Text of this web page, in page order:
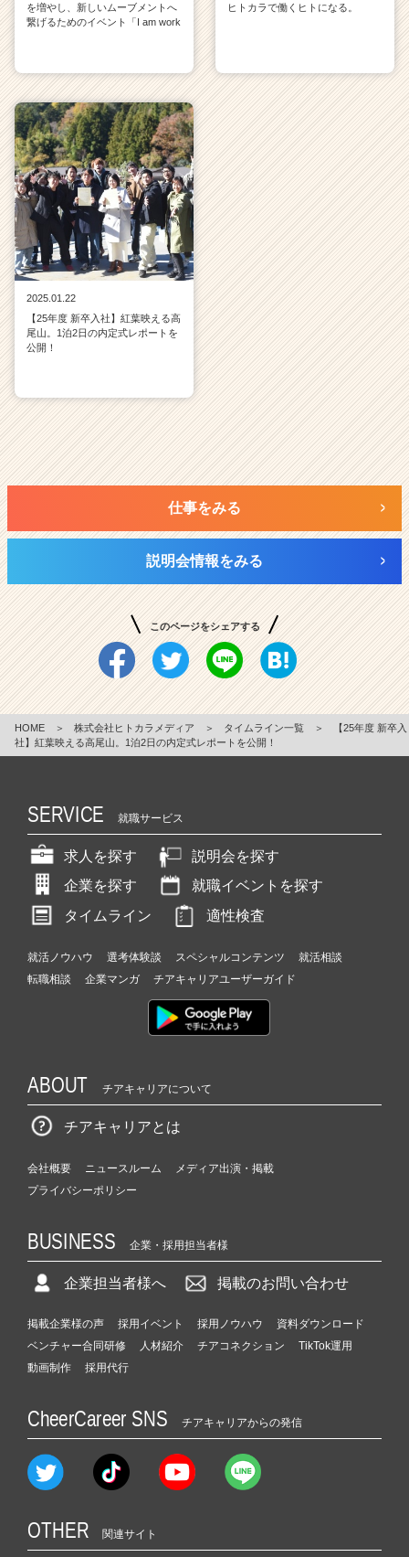
を増やし、新しいムーブメントへ
繋げるためのイベント「I am work
ヒトカラで働くヒトになる。
2025.01.22
【25年度 新卒入社】紅葉映える高
尾山。1泊2日の内定式レポートを
公開！
仕事をみる
説明会情報をみる
このページをシェアする
HOME ＞ 株式会社ヒトカラメディア ＞ タイムライン一覧 ＞
【25年度 新卒入
社】紅葉映える高尾山。1泊2日の内定式レポートを公開！
SERVICE 就職サービス
求人を探す
説明会を探す
企業を探す
就職イベントを探す
タイムライン
適性検査
就活ノウハウ 選考体験談 スペシャルコンテンツ
就活相談
転職相談
企業マンガ チアキャリアユーザーガイド
ABOUT チアキャリアについて
チアキャリアとは
会社概要 ニュースルーム
メディア出演・掲載
プライバシーポリシー
BUSINESS 企業・採用担当者様
企業担当者様へ 掲載のお問い合わせ
掲載企業様の声 採用イベント 採用ノウハウ
資料ダウンロード
ベンチャー合同研修
人材紹介 チアコネクション
TikTok運用
動画制作
採用代行
CheerCareer SNS チアキャリアからの発信
OTHER 関連サイト